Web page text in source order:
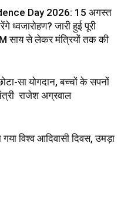
Day 2026: 15 अगस्त
ध्वजारोहण? जारी हुई पूरी
साय से लेकर मंत्रियों तक की
सा योगदान, बच्चों के सपनों
राजेश अग्रवाल
विश्व आदिवासी दिवस, उमड़ा